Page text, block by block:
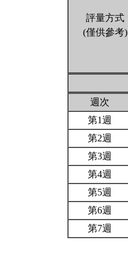
評量方式
(僅供參考)
週次
第1週
第2週
第3週
第4週
第5週
第6週
第7週